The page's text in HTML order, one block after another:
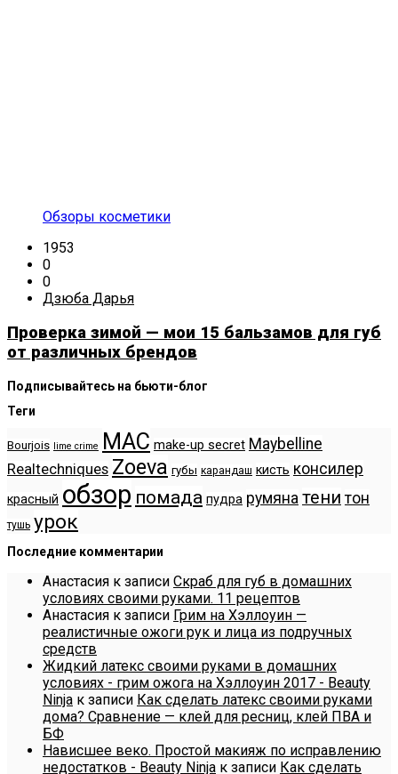
Обзоры косметики
1953
0
0
Дзюба Дарья
Проверка зимой — мои 15 бальзамов для губ
от различных брендов
Подписывайтесь на бьюти-блог
Теги
Bourjois lime crime MAC make-up secret Maybelline
Realtechniques Zoeva губы карандаш кисть консилер
красный обзор помада пудра румяна тени тон
тушь урок
Последние комментарии
Анастасия к записи Скраб для губ в домашних
условиях своими руками. 11 рецептов
Анастасия к записи Грим на Хэллоуин —
реалистичные ожоги рук и лица из подручных
средств
Жидкий латекс своими руками в домашних
условиях - грим ожога на Хэллоуин 2017 - Beauty
Ninja к записи Как сделать латекс своими руками
дома? Сравнение — клей для ресниц, клей ПВА и
БФ
Нависшее веко. Простой макияж по исправлению
недостатков - Beauty Ninja к записи Как сделать